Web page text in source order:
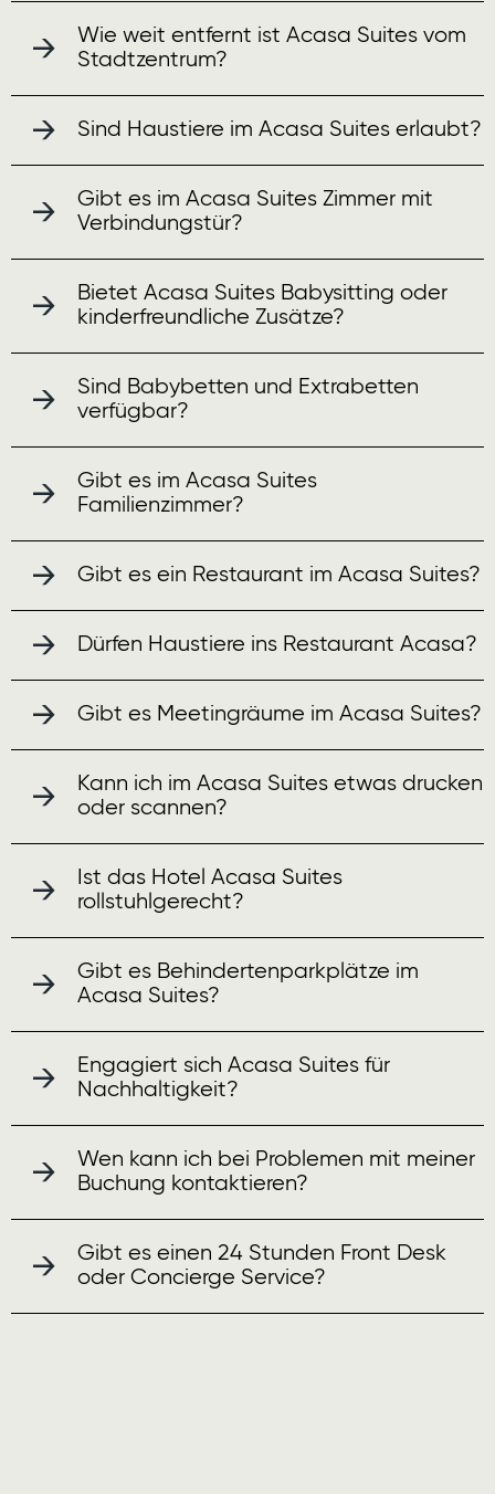
Wie weit entfernt ist Acasa Suites vom
Stadtzentrum?
Sind Haustiere im Acasa Suites erlaubt?
Gibt es im Acasa Suites Zimmer mit
Verbindungstür?
Bietet Acasa Suites Babysitting oder
kinderfreundliche Zusätze?
Sind Babybetten und Extrabetten
verfügbar?
Gibt es im Acasa Suites
Familienzimmer?
Gibt es ein Restaurant im Acasa Suites?
Dürfen Haustiere ins Restaurant Acasa?
Gibt es Meetingräume im Acasa Suites?
Kann ich im Acasa Suites etwas drucken
oder scannen?
Ist das Hotel Acasa Suites
rollstuhlgerecht?
Gibt es Behindertenparkplätze im
Acasa Suites?
Engagiert sich Acasa Suites für
Nachhaltigkeit?
Wen kann ich bei Problemen mit meiner
Buchung kontaktieren?
Gibt es einen 24 Stunden Front Desk
oder Concierge Service?